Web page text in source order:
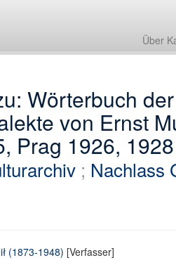
Über
Wörterbuch
von Ernst
Prag 1926, 1928
; Nachlass
(1873-1948) [Verfasser]